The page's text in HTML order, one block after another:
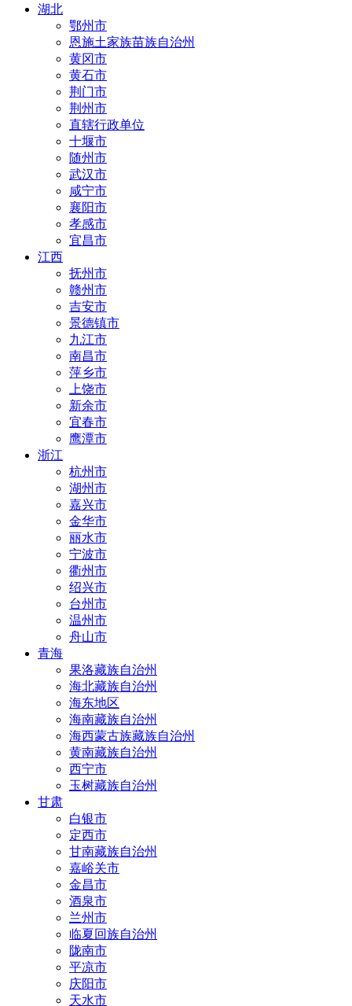
湖北
鄂州市
恩施土家族苗族自治州
黄冈市
黄石市
荆门市
荆州市
直辖行政单位
十堰市
随州市
武汉市
咸宁市
襄阳市
孝感市
宜昌市
江西
抚州市
赣州市
吉安市
景德镇市
九江市
南昌市
萍乡市
上饶市
新余市
宜春市
鹰潭市
浙江
杭州市
湖州市
嘉兴市
金华市
丽水市
宁波市
衢州市
绍兴市
台州市
温州市
舟山市
青海
果洛藏族自治州
海北藏族自治州
海东地区
海南藏族自治州
海西蒙古族藏族自治州
黄南藏族自治州
西宁市
玉树藏族自治州
甘肃
白银市
定西市
甘南藏族自治州
嘉峪关市
金昌市
酒泉市
兰州市
临夏回族自治州
陇南市
平凉市
庆阳市
天水市